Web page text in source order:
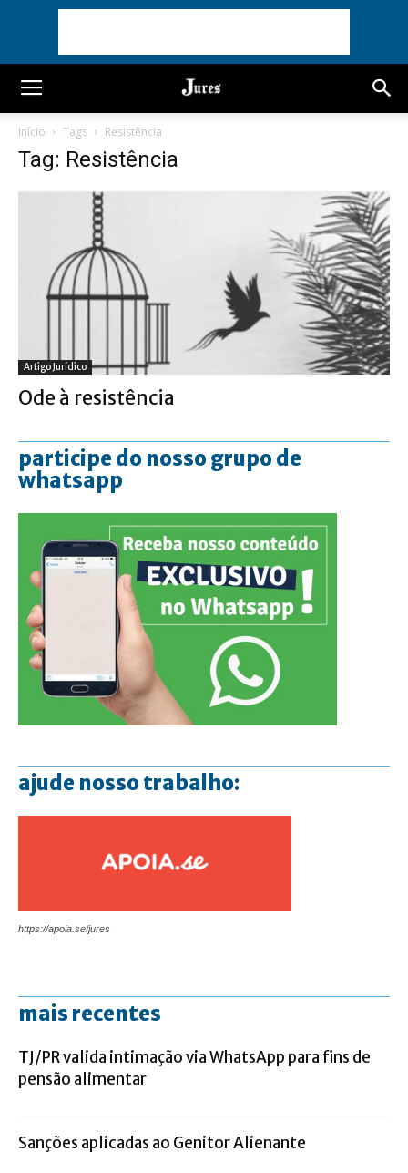
Início Tags Resistência
Tag: Resistência
Artigo Jurídico
Ode à resistência
participe do nosso grupo de
whatsapp
ajude nosso trabalho:
https://apoia.se/jures
mais recentes
TJ/PR valida intimação via WhatsApp para fins de
pensão alimentar
Sanções aplicadas ao Genitor Alienante